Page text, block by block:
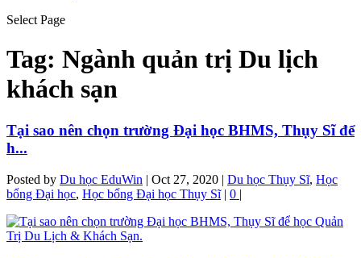
Select Page
Tag: Ngành quản trị Du lịch
khách sạn
Tại sao nên chọn trường Đại học BHMS, Thụy Sĩ để
h...
Posted by Du học EduWin | Oct 27, 2020 | Du học Thụy Sĩ, Học
bổng Đại học, Học bổng Đại học Thụy Sĩ| 0 |